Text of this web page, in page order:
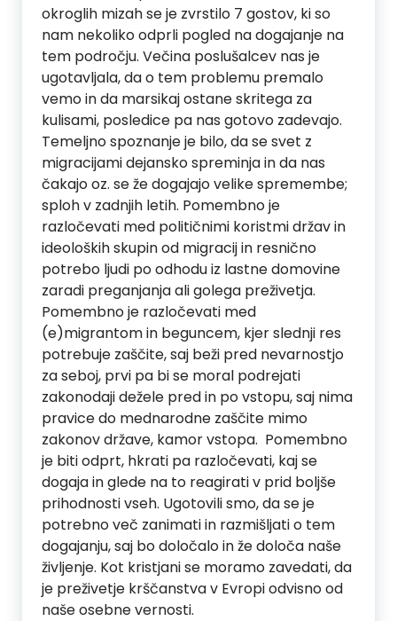
okroglih mizah se je zvrstilo 7 gostov, ki so
nam nekoliko odprli pogled na dogajanje na
tem področju. Večina poslušalcev nas je
ugotavljala, da o tem problemu premalo
vemo in da marsikaj ostane skritega za
kulisami, posledice pa nas gotovo zadevajo.
Temeljno spoznanje je bilo, da se svet z
migracijami dejansko spreminja in da nas
čakajo oz. se že dogajajo velike spremembe;
sploh v zadnjih letih. Pomembno je
razločevati med političnimi koristmi držav in
ideoloških skupin od migracij in resnično
potrebo ljudi po odhodu iz lastne domovine
zaradi preganjanja ali golega preživetja.
Pomembno je razločevati med
(e)migrantom in beguncem, kjer slednji res
potrebuje zaščite, saj beži pred nevarnostjo
za seboj, prvi pa bi se moral podrejati
zakonodaji dežele pred in po vstopu, saj nima
pravice do mednarodne zaščite mimo
zakonov države, kamor vstopa. Pomembno
je biti odprt, hkrati pa razločevati, kaj se
dogaja in glede na to reagirati v prid boljše
prihodnosti vseh. Ugotovili smo, da se je
potrebno več zanimati in razmišljati o tem
dogajanju, saj bo določalo in že določa naše
življenje. Kot kristjani se moramo zavedati, da
je preživetje krščanstva v Evropi odvisno od
naše osebne vernosti.